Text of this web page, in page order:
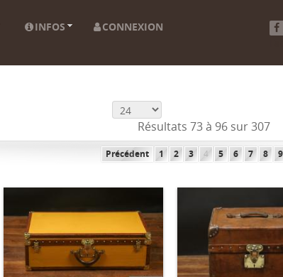
INFOS
CONNEXION
Résultats 73 à 96 sur 307
Précédent 1 2 3 4 5 6 7 8 9
AJOUTER AU PANIER